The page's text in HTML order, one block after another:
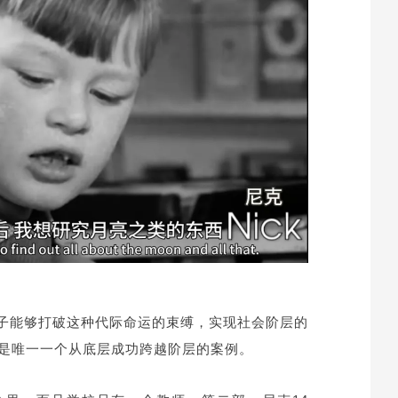
能够打破这种代际命运的束缚，实现社会阶层的
唯一一个从底层成功跨越阶层的案例。